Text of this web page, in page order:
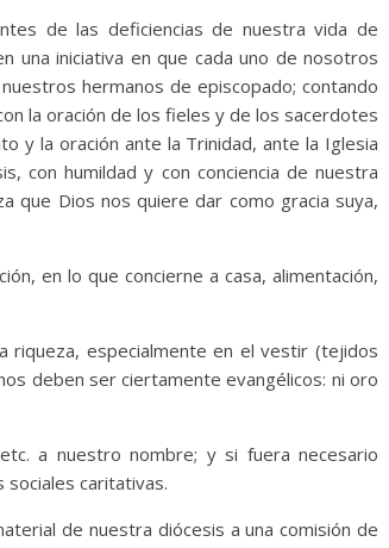
de las deficiencias de nuestra vida de
una iniciativa en que cada uno de nosotros
hermanos de episcopado; contando
la oración de los fieles y de los sacerdotes
y la oración ante la Trinidad, ante la Iglesia
con humildad y con conciencia de nuestra
que Dios nos quiere dar como gracia suya,
en lo que concierne a casa, alimentación,
riqueza, especialmente en el vestir (tejidos
deben ser ciertamente evangélicos: ni oro
a nuestro nombre; y si fuera necesario
caritativas.
de nuestra diócesis a una comisión de